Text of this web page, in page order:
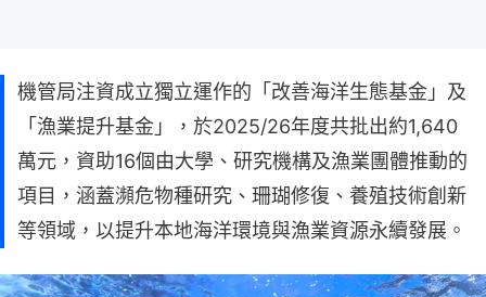
機管局注資成立獨立運作的「改善海洋生態基金」及
「漁業提升基金」，於2025/26年度共批出約1,640
萬元，資助16個由大學、研究機構及漁業團體推動的
項目，涵蓋瀕危物種研究、珊瑚修復、養殖技術創新
等領域，以提升本地海洋環境與漁業資源永續發展。